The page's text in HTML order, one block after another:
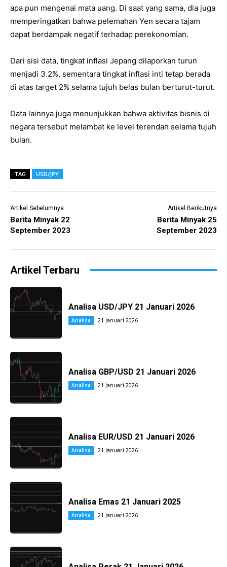
apa pun mengenai mata uang. Di saat yang sama, dia juga
memperingatkan bahwa pelemahan Yen secara tajam
dapat berdampak negatif terhadap perekonomian.
Dari sisi data, tingkat inflasi Jepang dilaporkan turun
menjadi 3.2%, sementara tingkat inflasi inti tetap berada
di atas target 2% selama tujuh belas bulan berturut-turut.
Data lainnya juga menunjukkan bahwa aktivitas bisnis di
negara tersebut melambat ke level terendah selama tujuh
bulan.
TAG USD/JPY
Artikel Sebelumnya
Berita Minyak 22
September 2023
Artikel Berikutnya
Berita Minyak 25
September 2023
Artikel Terbaru
Analisa USD/JPY 21 Januari 2026
Analisa 21 Januari 2026
Analisa GBP/USD 21 Januari 2026
Analisa 21 Januari 2026
Analisa EUR/USD 21 Januari 2026
Analisa 21 Januari 2026
Analisa Emas 21 Januari 2025
Analisa 21 Januari 2026